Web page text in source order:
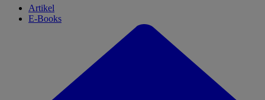
Artikel
E-Books